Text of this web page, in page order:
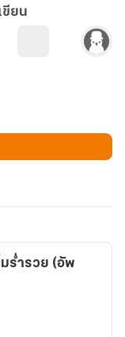
ขียน
มร่ำรวย (อัพ